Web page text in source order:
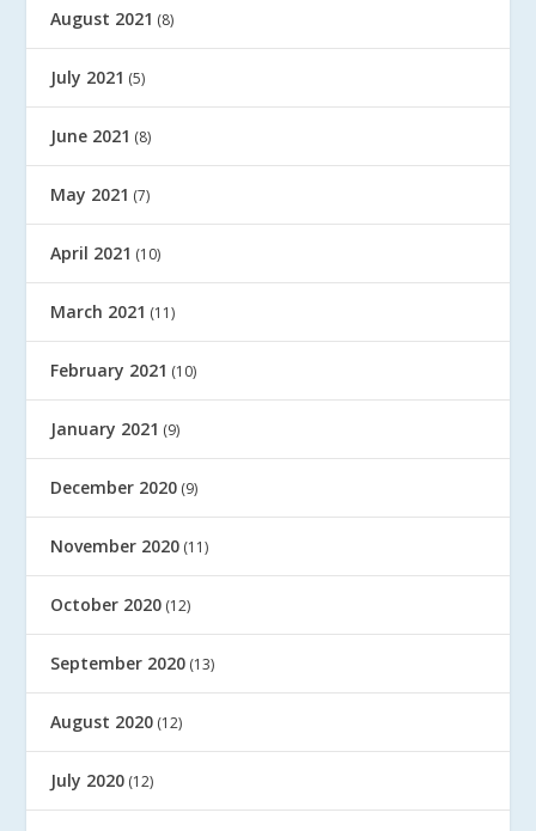
August 2021 (8)
July 2021 (5)
June 2021 (8)
May 2021 (7)
April 2021 (10)
March 2021 (11)
February 2021 (10)
January 2021 (9)
December 2020 (9)
November 2020 (11)
October 2020 (12)
September 2020 (13)
August 2020 (12)
July 2020 (12)